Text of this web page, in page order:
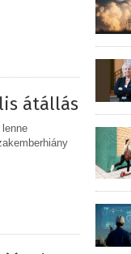
átállás